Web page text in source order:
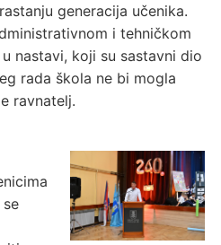
generacija učenika.
i tehničkom
nastavi, koji su sastavni dio
rada škola ne bi mogla
ravnatelj.